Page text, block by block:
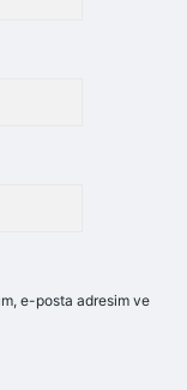
e-posta adresim ve